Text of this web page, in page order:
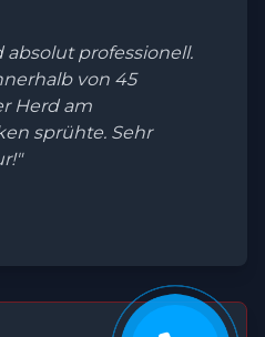
absolut professionell.
von 45
Herd am
sprühte. Sehr